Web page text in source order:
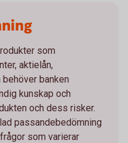
som
aktielån,
banken
kunskap och
och dess risker.
passandebedömning
som varierar